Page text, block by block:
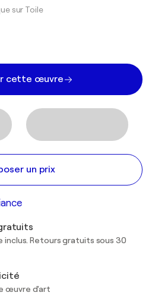
sur Toile
cette œuvre
un prix
inclus. Retours gratuits sous 30
œuvre d'art